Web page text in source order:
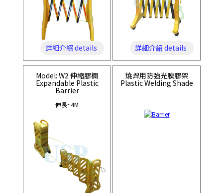
詳細介紹 details 詳細介紹 details
Model: W2 伸縮膠欄
Expandable Plastic
Barrier
伸長~4M
燒焊用防強光膜膠架
Plastic Welding Shade